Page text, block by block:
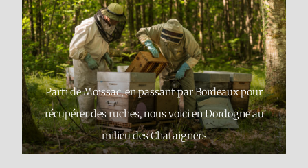
Parti de Moissac, en passant par Bordeaux pour
récupérer des ruches, nous voici en Dordogne au
milieu des Chataigners